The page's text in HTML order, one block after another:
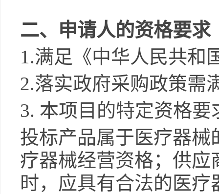
二、申请人的资格要求
1.满足《中华人民共和
2.落实政府采购政策需
3. 本项目的特定资格要
投标产品属于医疗器
疗器械经营资格；供
时，应具有合法的医疗